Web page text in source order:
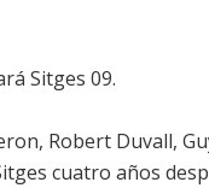
Sitges 09.
, Robert Duvall,
cuatro años